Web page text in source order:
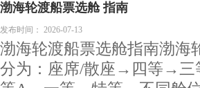
渤海轮渡船票选舱 指南
发布时间： 2026-07-13
渤海轮渡船票选舱指南渤海
分为：座席/散座→四等→